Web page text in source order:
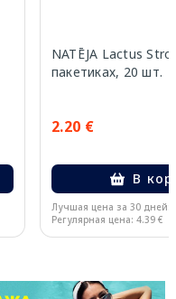
NATĒJA Lactus
пакетиках, 20 шт.
2.20 €
В
Лучшая цена за 30 дней:
Регулярная цена: 4.39 €